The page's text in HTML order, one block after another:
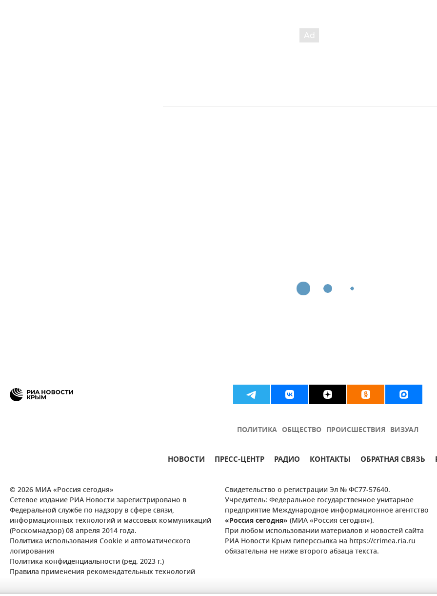
ПОЛИТИКА ОБЩЕСТВО ПРОИСШЕСТВИЯ ВИЗУАЛ
НОВОСТИ ПРЕСС-ЦЕНТР РАДИО КОНТАКТЫ ОБРАТНАЯ СВЯЗЬ
© 2026 МИА «Россия сегодня»
Сетевое издание РИА Новости зарегистрировано в
Федеральной службе по надзору в сфере связи,
информационных технологий и массовых коммуникаций
(Роскомнадзор) 08 апреля 2014 года.
Политика использования Cookie и автоматического
логирования
Политика конфиденциальности (ред. 2023 г.)
Правила применения рекомендательных технологий
Свидетельство о регистрации Эл № ФС77-57640.
Учредитель: Федеральное государственное унитарное
предприятие Международное информационное агентство
«Россия сегодня» (МИА «Россия сегодня»).
При любом использовании материалов и новостей сайта
РИА Новости Крым гиперссылка на https://crimea.ria.ru
обязательна не ниже второго абзаца текста.